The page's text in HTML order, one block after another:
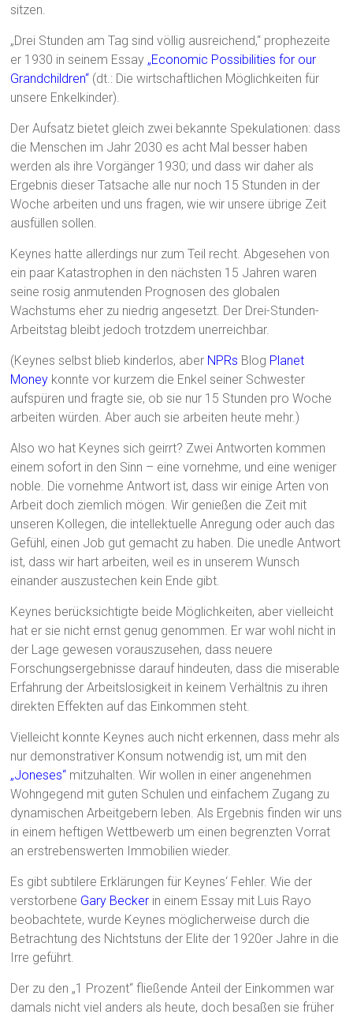
sitzen.
„Drei Stunden am Tag sind völlig ausreichend,“ prophezeite
er 1930 in seinem Essay „Economic Possibilities for our
Grandchildren“ (dt.: Die wirtschaftlichen Möglichkeiten für
unsere Enkelkinder).
Der Aufsatz bietet gleich zwei bekannte Spekulationen: dass
die Menschen im Jahr 2030 es acht Mal besser haben
werden als ihre Vorgänger 1930; und dass wir daher als
Ergebnis dieser Tatsache alle nur noch 15 Stunden in der
Woche arbeiten und uns fragen, wie wir unsere übrige Zeit
ausfüllen sollen.
Keynes hatte allerdings nur zum Teil recht. Abgesehen von
ein paar Katastrophen in den nächsten 15 Jahren waren
seine rosig anmutenden Prognosen des globalen
Wachstums eher zu niedrig angesetzt. Der Drei-Stunden-
Arbeitstag bleibt jedoch trotzdem unerreichbar.
(Keynes selbst blieb kinderlos, aber NPRs Blog Planet
Money konnte vor kurzem die Enkel seiner Schwester
aufspüren und fragte sie, ob sie nur 15 Stunden pro Woche
arbeiten würden. Aber auch sie arbeiten heute mehr.)
Also wo hat Keynes sich geirrt? Zwei Antworten kommen
einem sofort in den Sinn – eine vornehme, und eine weniger
noble. Die vornehme Antwort ist, dass wir einige Arten von
Arbeit doch ziemlich mögen. Wir genießen die Zeit mit
unseren Kollegen, die intellektuelle Anregung oder auch das
Gefühl, einen Job gut gemacht zu haben. Die unedle Antwort
ist, dass wir hart arbeiten, weil es in unserem Wunsch
einander auszustechen kein Ende gibt.
Keynes berücksichtigte beide Möglichkeiten, aber vielleicht
hat er sie nicht ernst genug genommen. Er war wohl nicht in
der Lage gewesen vorauszusehen, dass neuere
Forschungsergebnisse darauf hindeuten, dass die miserable
Erfahrung der Arbeitslosigkeit in keinem Verhältnis zu ihren
direkten Effekten auf das Einkommen steht.
Vielleicht konnte Keynes auch nicht erkennen, dass mehr als
nur demonstrativer Konsum notwendig ist, um mit den
„Joneses“ mitzuhalten. Wir wollen in einer angenehmen
Wohngegend mit guten Schulen und einfachem Zugang zu
dynamischen Arbeitgebern leben. Als Ergebnis finden wir uns
in einem heftigen Wettbewerb um einen begrenzten Vorrat
an erstrebenswerten Immobilien wieder.
Es gibt subtilere Erklärungen für Keynes‘ Fehler. Wie der
verstorbene Gary Becker in einem Essay mit Luis Rayo
beobachtete, wurde Keynes möglicherweise durch die
Betrachtung des Nichtstuns der Elite der 1920er Jahre in die
Irre geführt.
Der zu den „1 Prozent“ fließende Anteil der Einkommen war
damals nicht viel anders als heute, doch besaßen sie früher